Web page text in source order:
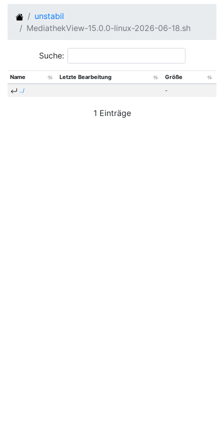
unstabil
MediathekView-15.0.0-linux-2026-06-18.sh
Suche:
Name Letzte Bearbeitung
Größe
../
-
1 Einträge